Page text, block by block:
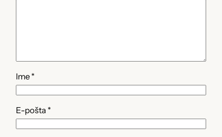
Ime *
E-pošta *